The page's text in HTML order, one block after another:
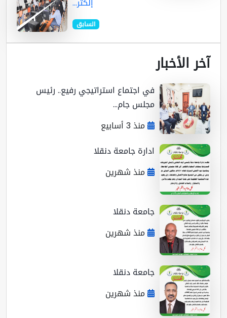
السابق
الأخبار
في اجتماع استراتيجي رفيع.. رئيس
مجلس جام...
منذ 3 أسابيع
ادارة جامعة دنقلا
منذ شهرين
جامعة دنقلا
منذ شهرين
جامعة دنقلا
منذ شهرين